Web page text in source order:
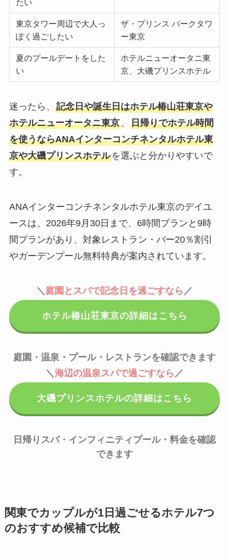
東京タワー周辺で大人っ
ぽく過ごしたい
ザ・プリンス パークタワ
ー東京
夏のプールデートをした
い
ホテルニューオータニ東
京、大磯プリンスホテル
迷ったら、 記念日や誕生日はホテル椿山荘東京や
ホテルニューオータニ東京、 日帰りでホテル時間
を使うならANAインターコンチネンタルホテル東
京や大磯プリンスホテルを選ぶと分かりやすいで
す。
ANAインターコンチネンタルホテル東京のデイユ
ースは、2026年9月30日まで、6時間プランと9時
間プランがあり、対象レストラン・バー20％割引
やガーデンプール無料特典が案内されています。
＼ 庭園とスパで記念日を過ごすなら ／
ホテル椿山荘東京の詳細はこちら
庭園・温泉・プール・レストランを確認できます
＼海辺の温泉スパで過ごすなら ／
大磯プリンスホテルの詳細はこちら
日帰りスパ・インフィニティプール・料金を確認
できます
関東でカップルが1日過ごせるホテル7つ
のおすすめ候補で比較